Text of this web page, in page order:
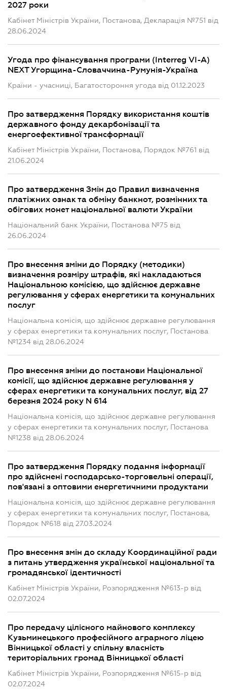
2027 роки
Кабінет Міністрів України, Постанова, Декларація №751 від
28.06.2024
Угода про фінансування програми (Interreg VI-A)
NEXT Угорщина-Словаччина-Румунія-Україна
Країни - учасниці, Багатостороння угода від 01.12.2023
Про затвердження Порядку використання коштів
державного фонду декарбонізації та
енергоефективної трансформації
Кабінет Міністрів України, Постанова, Порядок №761 від
21.06.2024
Про затвердження Змін до Правил визначення
платіжних ознак та обміну банкнот, розмінних та
обігових монет національної валюти України
Національний банк України, Постанова №75 від
26.06.2024
Про внесення зміни до Порядку (методики)
визначення розміру штрафів, які накладаються
Національною комісією, що здійснює державне
регулювання у сферах енергетики та комунальних
послуг
Національна комісія, що здійснює державне регулювання
у сферах енергетики та комунальних послуг, Постанова
№1234 від 28.06.2024
Про внесення зміни до постанови Національної
комісії, що здійснює державне регулювання у
сферах енергетики та комунальних послуг, від 27
березня 2024 року N 614
Національна комісія, що здійснює державне регулювання
у сферах енергетики та комунальних послуг, Постанова
№1238 від 28.06.2024
Про затвердження Порядку подання інформації
про здійснені господарсько-торговельні операції,
пов'язані з оптовими енергетичними продуктами
Національна комісія, що здійснює державне регулювання
у сферах енергетики та комунальних послуг, Постанова,
Порядок №618 від 27.03.2024
Про внесення змін до складу Координаційної ради
з питань утвердження української національної та
громадянської ідентичності
Кабінет Міністрів України, Розпорядження №613-р від
02.07.2024
Про передачу цілісного майнового комплексу
Кузьминецького професійного аграрного ліцею
Вінницької області у спільну власність
територіальних громад Вінницької області
Кабінет Міністрів України, Розпорядження №615-р від
02.07.2024